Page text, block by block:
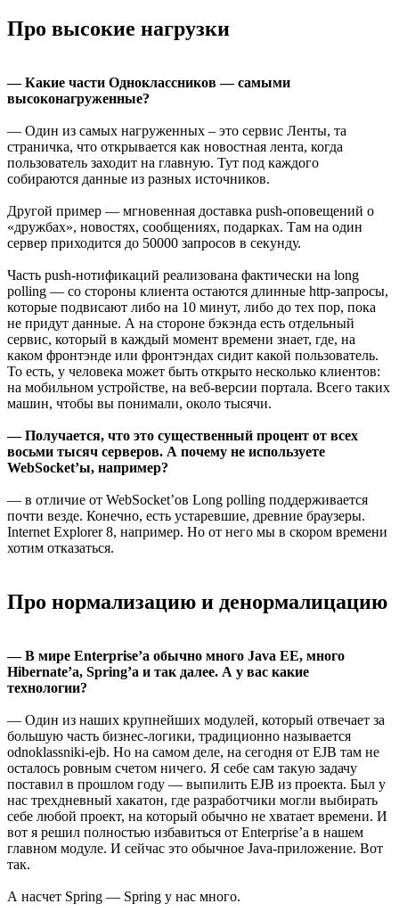
Про высокие нагрузки
— Какие части Одноклассников — самыми
высоконагруженные?
— Один из самых нагруженных – это сервис Ленты, та
страничка, что открывается как новостная лента, когда
пользователь заходит на главную. Тут под каждого
собираются данные из разных источников.
Другой пример — мгновенная доставка push-оповещений о
«дружбах», новостях, сообщениях, подарках. Там на один
сервер приходится до 50000 запросов в секунду.
Часть push-нотификаций реализована фактически на long
polling — со стороны клиента остаются длинные http-запросы,
которые подвисают либо на 10 минут, либо до тех пор, пока
не придут данные. А на стороне бэкэнда есть отдельный
сервис, который в каждый момент времени знает, где, на
каком фронтэнде или фронтэндах сидит какой пользователь.
То есть, у человека может быть открыто несколько клиентов:
на мобильном устройстве, на веб-версии портала. Всего таких
машин, чтобы вы понимали, около тысячи.
— Получается, что это существенный процент от всех
восьми тысяч серверов. А почему не используете
WebSocket’ы, например?
— в отличие от WebSocket’ов Long polling поддерживается
почти везде. Конечно, есть устаревшие, древние браузеры.
Internet Explorer 8, например. Но от него мы в скором времени
хотим отказаться.
Про нормализацию и денормалицацию
— В мире Enterprise’a обычно много Java EE, много
Hibernate’a, Spring’a и так далее. А у вас какие
технологии?
— Один из наших крупнейших модулей, который отвечает за
большую часть бизнес-логики, традиционно называется
odnoklassniki-ejb. Но на самом деле, на сегодня от EJB там не
осталось ровным счетом ничего. Я себе сам такую задачу
поставил в прошлом году — выпилить EJB из проекта. Был у
нас трехдневный хакатон, где разработчики могли выбирать
себе любой проект, на который обычно не хватает времени. И
вот я решил полностью избавиться от Enterprise’a в нашем
главном модуле. И сейчас это обычное Java-приложение. Вот
так.
А насчет Spring — Spring у нас много.